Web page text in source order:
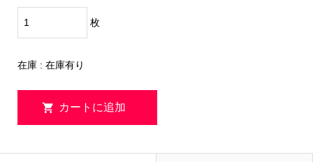
枚
在庫 : 在庫有り